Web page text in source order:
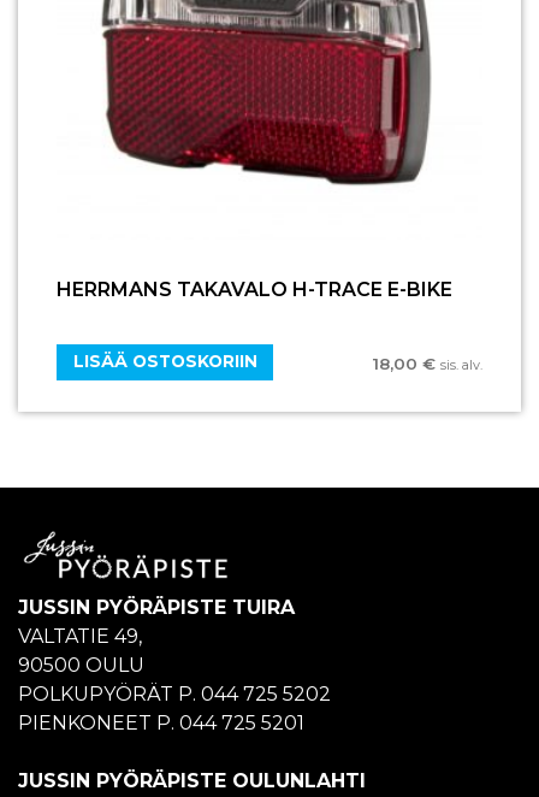
HERRMANS TAKAVALO H-TRACE E-BIKE
18,00 € sis. alv.
LISÄÄ OSTOSKORIIN
JUSSIN PYÖRÄPISTE TUIRA
VALTATIE 49,
90500 OULU
POLKUPYÖRÄT P. 044 725 5202
PIENKONEET P. 044 725 5201
JUSSIN PYÖRÄPISTE OULUNLAHTI